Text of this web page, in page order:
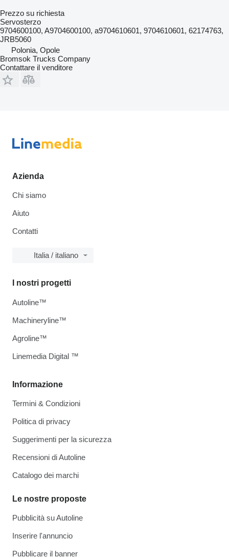
Prezzo su richiesta
Servosterzo
9704600100, A9704600100, a9704610601, 9704610601, 62174763,
JRB5060
Polonia, Opole
Bromsok Trucks Company
Contattare il venditore
Azienda
Chi siamo
Aiuto
Contatti
Italia / italiano
Informazione
Termini & Condizioni
Politica di privacy
Suggerimenti per la sicurezza
Recensioni di Autoline
Catalogo dei marchi
Le nostre proposte
Pubblicità su Autoline
Inserire l'annuncio
Pubblicare il banner
I nostri progetti
Autoline™
Machineryline™
Agroline™
Linemedia Digital ™